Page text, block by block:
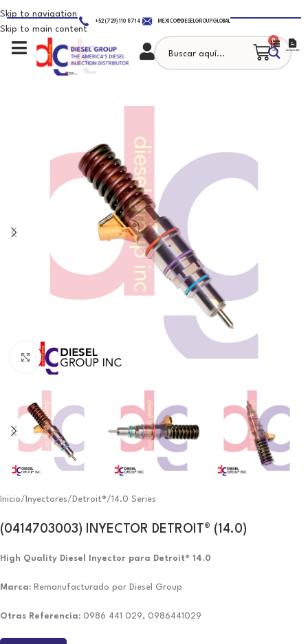
Skip to navigation
Skip to main content
+52 (729) 110 8714 MEXICO@DIESELGROUP.GLOBAL
0
Click to enlarge
Inicio/ Inyectores/ Detroit®/14.0 Series
(0414703003) INYECTOR DETROIT® (14.0)
High Quality Diesel Inyector para Detroit® 14.0
Marca: Remanufacturado por Diesel Group
Otras Referencia: 0986 441 029, 0986441029